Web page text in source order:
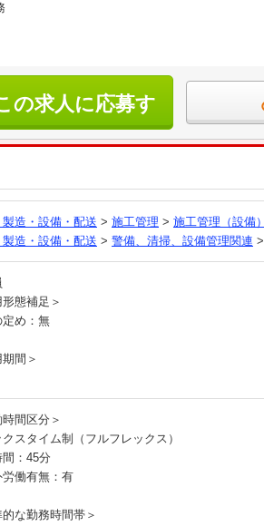
の求人に応募す
る
造・設備・配送 > 施工管理 > 施工管理（設備）
造・設備・配送 > 警備、清掃、設備管理関連 >
形態補足＞
定め：無
期間＞
時間区分＞
スタイム制（フルフレックス）
：45分
労働有無：有
的な勤務時間帯＞